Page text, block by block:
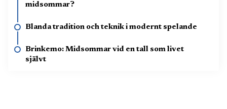
midsommar?
Blanda tradition och teknik i modernt spelande
Brinkemo: Midsommar vid en tall som livet
självt